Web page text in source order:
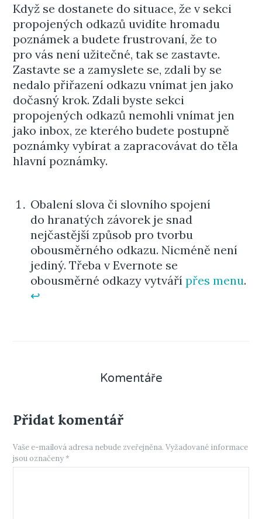
Když se dostanete do situace, že v sekci
propojených odkazů uvidíte hromadu
poznámek a budete frustrovaní, že to
pro vás není užitečné, tak se zastavte.
Zastavte se a zamyslete se, zdali by se
nedalo přiřazení odkazu vnímat jen jako
dočasný krok. Zdali byste sekci
propojených odkazů nemohli vnímat jen
jako inbox, ze kterého budete postupně
poznámky vybírat a zapracovávat do těla
hlavní poznámky.
Obalení slova či slovního spojení
do hranatých závorek je snad
nejčastější způsob pro tvorbu
obousměrného odkazu. Nicméně není
jediný. Třeba v Evernote se
obousměrné odkazy vytvářípřes menu.
↩︎
Komentáře
Přidat komentář
Vaše e-mailová adresa nebude zveřejněna. Vyžadované informace
jsou označeny*